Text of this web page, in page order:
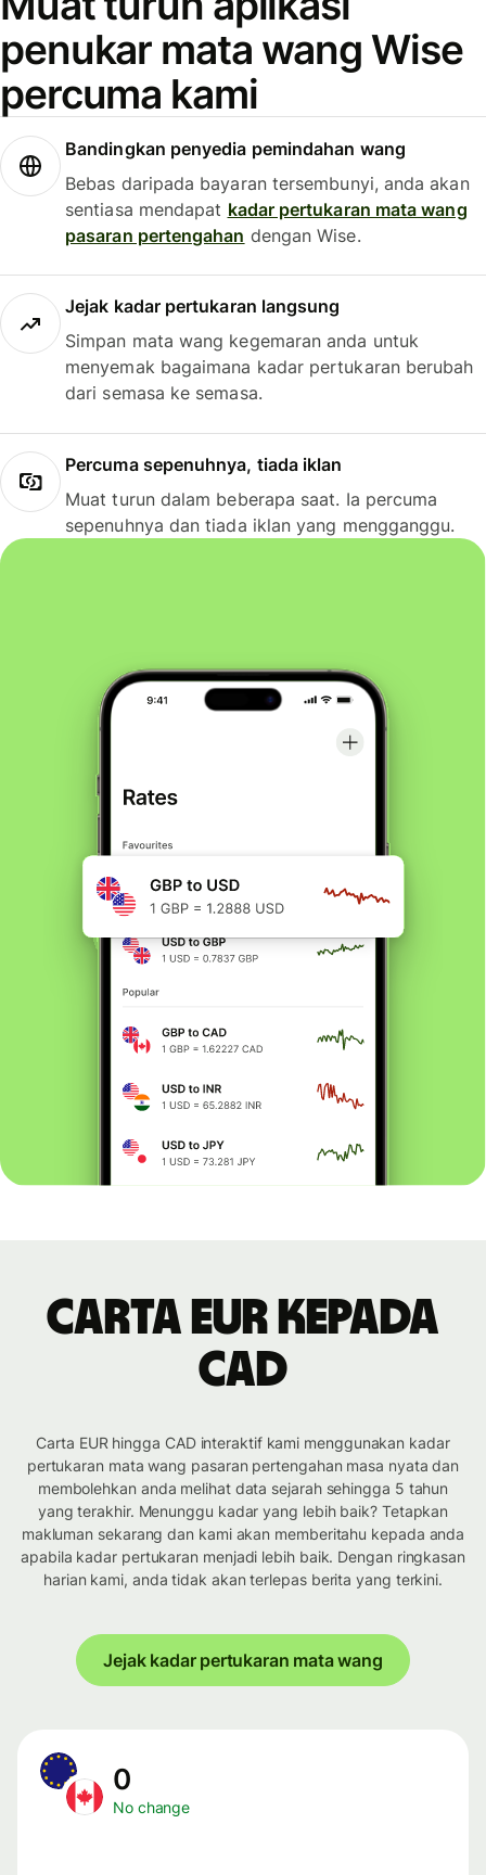
penukar mata wang Wise
percuma kami
Bandingkan penyedia pemindahan wang
Bebas daripada bayaran tersembunyi, anda akan
sentiasa mendapat kadar pertukaran mata wang
pasaran pertengahan dengan Wise.
Jejak kadar pertukaran langsung
Simpan mata wang kegemaran anda untuk
menyemak bagaimana kadar pertukaran berubah
dari semasa ke semasa.
Percuma sepenuhnya, tiada iklan
Muat turun dalam beberapa saat. Ia percuma
sepenuhnya dan tiada iklan yang mengganggu.
Carta EUR kepada
CAD
Carta EUR hingga CAD interaktif kami menggunakan kadar
pertukaran mata wang pasaran pertengahan masa nyata dan
membolehkan anda melihat data sejarah sehingga 5 tahun
yang terakhir. Menunggu kadar yang lebih baik? Tetapkan
makluman sekarang dan kami akan memberitahu kepada anda
apabila kadar pertukaran menjadi lebih baik. Dengan ringkasan
harian kami, anda tidak akan terlepas berita yang terkini.
Jejak kadar pertukaran mata wang
0
No change